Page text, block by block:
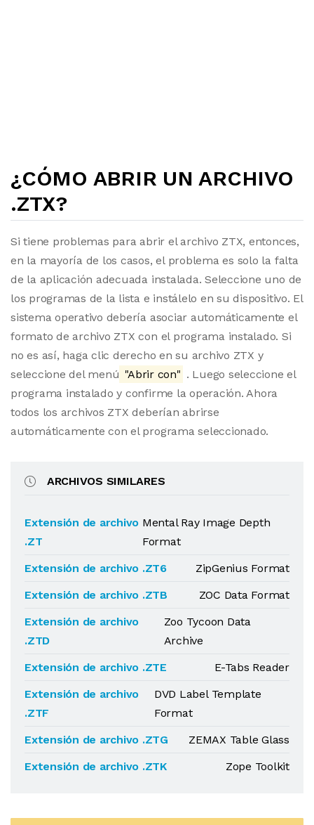
¿CÓMO ABRIR UN ARCHIVO
.ZTX?
Si tiene problemas para abrir el archivo ZTX, entonces,
en la mayoría de los casos, el problema es solo la falta
de la aplicación adecuada instalada. Seleccione uno de
los programas de la lista e instálelo en su dispositivo. El
sistema operativo debería asociar automáticamente el
formato de archivo ZTX con el programa instalado. Si
no es así, haga clic derecho en su archivo ZTX y
seleccione del menú "Abrir con" . Luego seleccione el
programa instalado y confirme la operación. Ahora
todos los archivos ZTX deberían abrirse
automáticamente con el programa seleccionado.
ARCHIVOS SIMILARES
Extensión de archivo
.ZT
Mental Ray Image Depth
Format
Extensión de archivo .ZT6
ZipGenius Format
Extensión de archivo .ZTB
ZOC Data Format
Extensión de archivo
.ZTD
Zoo Tycoon Data
Archive
Extensión de archivo .ZTE
E-Tabs Reader
Extensión de archivo
.ZTF
DVD Label Template
Format
Extensión de archivo .ZTG
ZEMAX Table Glass
Extensión de archivo .ZTK
Zope Toolkit